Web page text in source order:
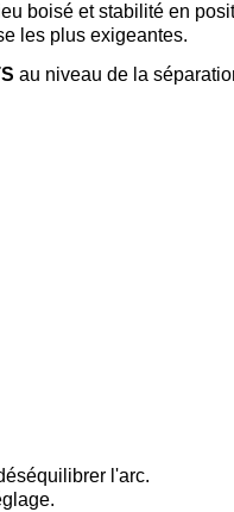
boisé et stabilité en
les plus exigeantes.
au niveau de la
l'arc.